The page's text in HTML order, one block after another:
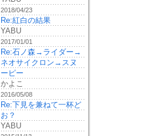
2018/04/23
Re:紅白の結果
YABU
2017/01/01
Re:石ノ森→ライダー→
ネオサイクロン→スヌ
ーピー
かよこ
2016/05/08
Re:下見を兼ねて一杯ど
お？
YABU